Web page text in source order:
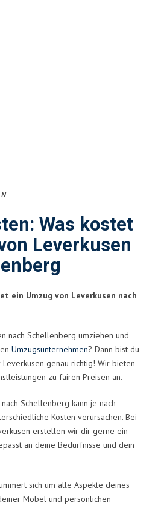
Was kostet
Leverkusen
ein Umzug von Leverkusen nach
nach Schellenberg umziehen und
Umzugsunternehmen? Dann bist du
genau richtig! Wir bieten
zu fairen Preisen an.
Schellenberg kann je nach
Kosten verursachen. Bei
erstellen wir dir gerne ein
an deine Bedürfnisse und dein
sich um alle Aspekte deines
Möbel und persönlichen